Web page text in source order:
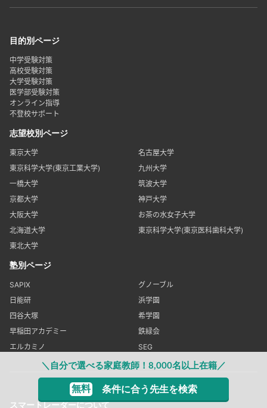
＼自分で選べる家庭教師！8,000名以上在籍／
無料 条件に合う先生を検索
目的別ページ
中学受験対策
高校受験対策
大学受験対策
医学部受験対策
オンライン指導
不登校サポート
志望校別ページ
東京大学
名古屋大学
東京科学大学(東京工業大学)
九州大学
一橋大学
筑波大学
京都大学
神戸大学
大阪大学
お茶の水女子大学
北海道大学
東京科学大学(東京医科歯科大学)
東北大学
塾別ページ
SAPIX
グノーブル
日能研
浜学園
四谷大塚
希学園
早稲田アカデミー
鉄緑会
エルカミノ
SEG
スマートレーダーについて